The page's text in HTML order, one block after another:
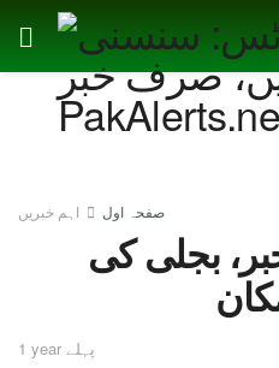
صفحہ اول اہم خبریں
بجلی کی
1 year پہلے